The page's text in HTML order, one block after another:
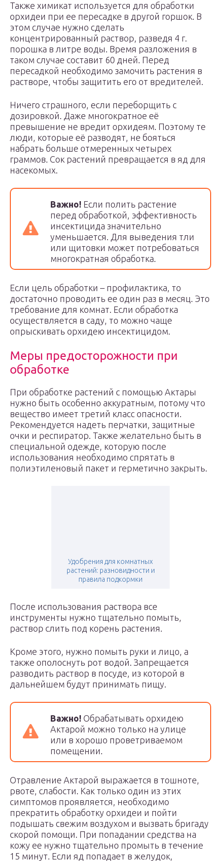
Также химикат используется для обработки
орхидеи при ее пересадке в другой горшок. В
этом случае нужно сделать
концентрированный раствор, разведя 4 г.
порошка в литре воды. Время разложения в
таком случае составит 60 дней. Перед
пересадкой необходимо замочить растения в
растворе, чтобы защитить его от вредителей.
Ничего страшного, если переборщить с
дозировкой. Даже многократное её
превышение не вредит орхидеям. Поэтому те
люди, которые её разводят, не бояться
набрать больше отмеренных четырех
граммов. Сок растений превращается в яд для
насекомых.
Важно! Если полить растение
перед обработкой, эффективность
инсектицида значительно
уменьшается. Для выведения тли
или щитовки может потребоваться
многократная обработка.
Если цель обработки – профилактика, то
достаточно проводить ее один раз в месяц. Это
требование для комнат. Если обработка
осуществляется в саду, то можно чаще
опрыскивать орхидею инсектицидом.
Меры предосторожности при
обработке
При обработке растений с помощью Актары
нужно быть особенно аккуратным, потому что
вещество имеет третий класс опасности.
Рекомендуется надеть перчатки, защитные
очки и респиратор. Также желательно быть в
специальной одежде, которую после
использования необходимо спрятать в
полиэтиленовый пакет и герметично закрыть.
Удобрения для комнатных
растений: разновидности и
правила подкормки
После использования раствора все
инструменты нужно тщательно помыть,
раствор слить под корень растения.
Кроме этого, нужно помыть руки и лицо, а
также ополоснуть рот водой. Запрещается
разводить раствор в посуде, из которой в
дальнейшем будут принимать пищу.
Важно! Обрабатывать орхидею
Актарой можно только на улице
или в хорошо проветриваемом
помещении.
Отравление Актарой выражается в тошноте,
рвоте, слабости. Как только один из этих
симптомов проявляется, необходимо
прекратить обработку орхидеи и пойти
подышать свежим воздухом и вызвать бригаду
скорой помощи. При попадании средства на
кожу ее нужно тщательно промыть в течение
15 минут. Если яд попадает в желудок,